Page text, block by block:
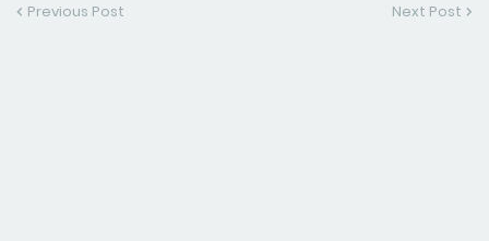
Previous Post Next Post